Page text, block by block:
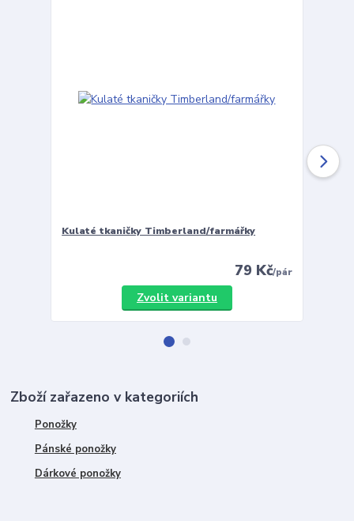
Kulaté tkaničky Timberland/farmářky
79 Kč/pár
Zvolit variantu
Zboží zařazeno v kategoriích
Ponožky
Pánské ponožky
Dárkové ponožky